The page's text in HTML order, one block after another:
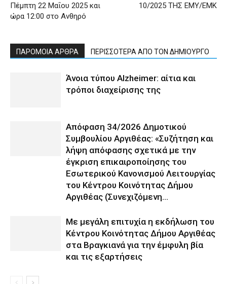
Πέμπτη 22 Μαΐου 2025 και
ώρα 12:00 στο Ανθηρό
10/2025 ΤΗΣ ΕΜΥ/ΕΜΚ
ΠΑΡΟΜΟΙΑ ΑΡΘΡΑ ΠΕΡΙΣΣΟΤΕΡΑ ΑΠΟ ΤΟΝ ΔΗΜΙΟΥΡΓΟ
Άνοια τύπου Alzheimer: αίτια και
τρόποι διαχείρισης της
Απόφαση 34/2026 Δημοτικού
Συμβουλίου Αργιθέας: «Συζήτηση και
λήψη απόφασης σχετικά με την
έγκριση επικαιροποίησης του
Εσωτερικού Κανονισμού Λειτουργίας
του Κέντρου Κοινότητας Δήμου
Αργιθέας (Συνεχιζόμενη...
Με μεγάλη επιτυχία η εκδήλωση του
Κέντρου Κοινότητας Δήμου Αργιθέας
στα Βραγκιανά για την έμφυλη βία
και τις εξαρτήσεις